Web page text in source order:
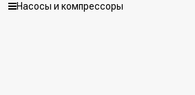
Насосы и компрессоры